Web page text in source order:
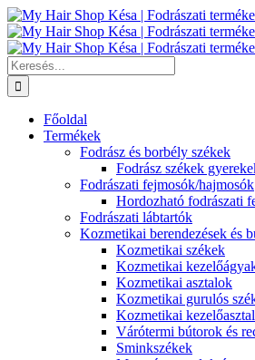
Kihagyás
Keresés...
Főoldal
Termékek
Fodrász és borbély székek
Fodrász székek
Fodrászati fejmosók/hajmosók
Hordozható fodrászati
Fodrászati lábtartók
Kozmetikai berendezések és
Kozmetikai székek
Kozmetikai
Kozmetikai asztalok
Kozmetikai gurulós
Kozmetikai
Várótermi bútorok és
Sminkszékek